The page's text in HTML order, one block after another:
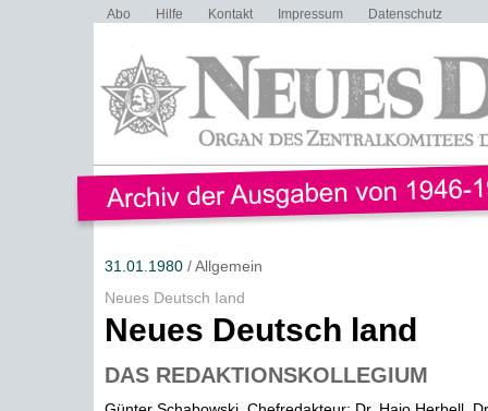
Abo Hilfe Kontakt Impressum Datenschutz
31.01.1980/ Allgemein
Neues Deutsch Iand
Neues Deutsch land
DAS REDAKTIONSKOLLEGIUM